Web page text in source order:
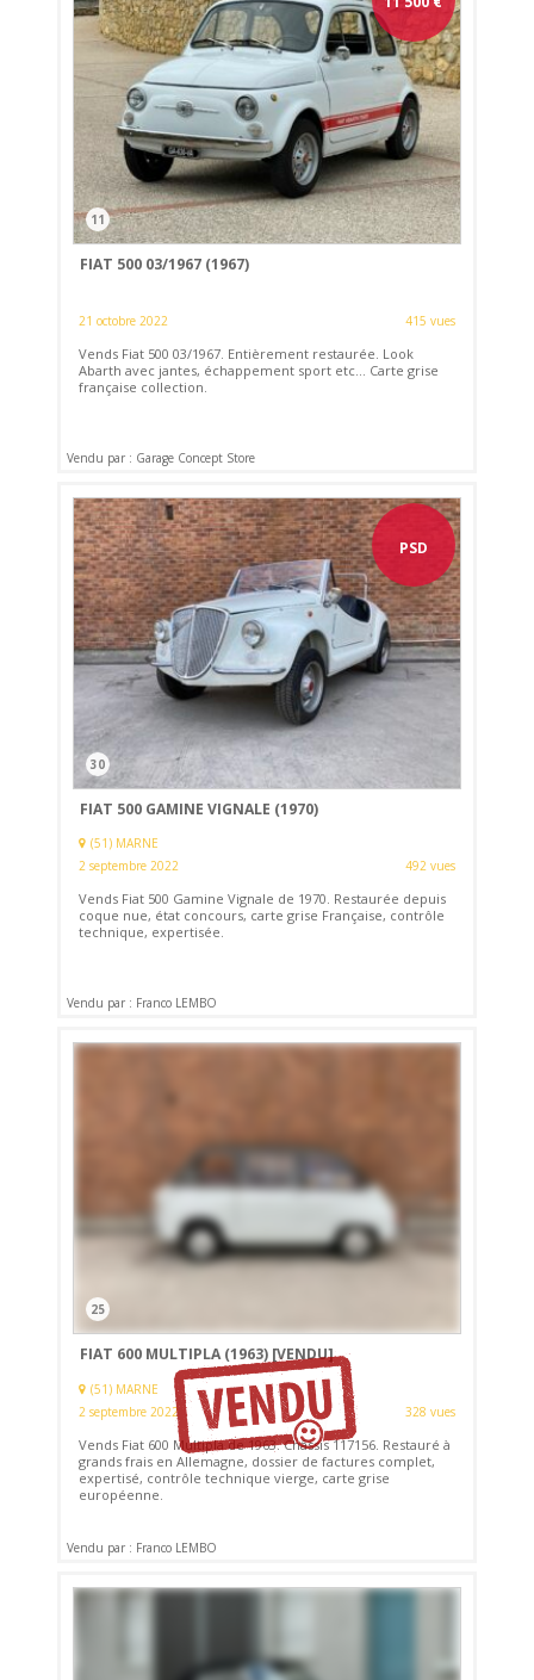
11
FIAT 500 03/1967 (1967)
21 octobre 2022 415 vues
Vends Fiat 500 03/1967. Entièrement restaurée. Look
Abarth avec jantes, échappement sport etc... Carte grise
française collection.
Vendu par : Garage Concept Store
PSD
30
FIAT 500 GAMINE VIGNALE (1970)
(51) MARNE
2 septembre 2022
492 vues
Vends Fiat 500 Gamine Vignale de 1970. Restaurée depuis
coque nue, état concours, carte grise Française, contrôle
technique, expertisée.
Vendu par : Franco LEMBO
25
FIAT 600 MULTIPLA (1963) [VENDU]
(51) MARNE
2 septembre 2022
328 vues
Vends Fiat 600 Multipla de 1963. Châssis 117156. Restauré à
grands frais en Allemagne, dossier de factures complet,
expertisé, contrôle technique vierge, carte grise
européenne.
Vendu par : Franco LEMBO